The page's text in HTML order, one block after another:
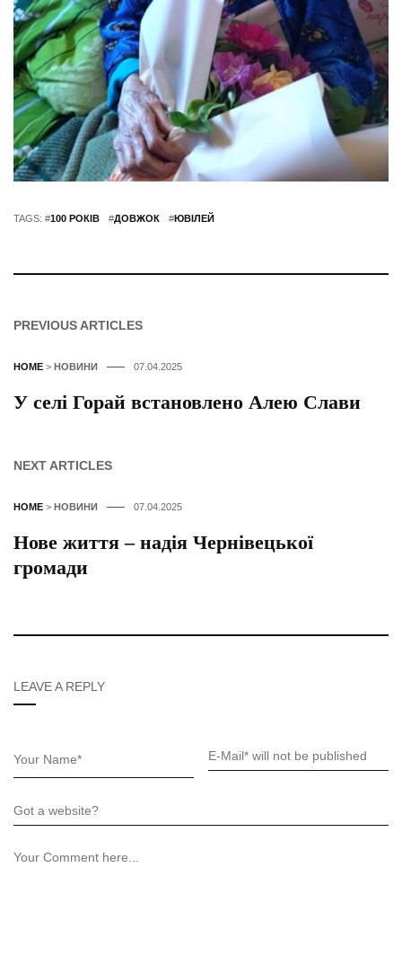
TAGS: #100 РОКІВ #ДОВЖОК #ЮВІЛЕЙ
PREVIOUS ARTICLES
HOME > НОВИНИ 07.04.2025
У селі Горай встановлено Алею Слави
NEXT ARTICLES
HOME > НОВИНИ 07.04.2025
Нове життя – надія Чернівецької
громади
LEAVE A REPLY